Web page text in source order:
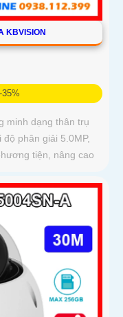
KBVISION
minh dạng thân trụ
phân giải 5.0MP,
tiện, nâng cao